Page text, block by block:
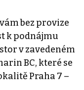
bez provize
k podnájmu
v zavedeném
BC, které se
Praha 7 –